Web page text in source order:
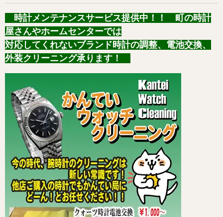
時計メンテナンスサービス提供中！！ 町の時計
屋さんやホームセンターでは
対応してくれないブランド時計の調整、電池交換、
外装クリーニング承ります！